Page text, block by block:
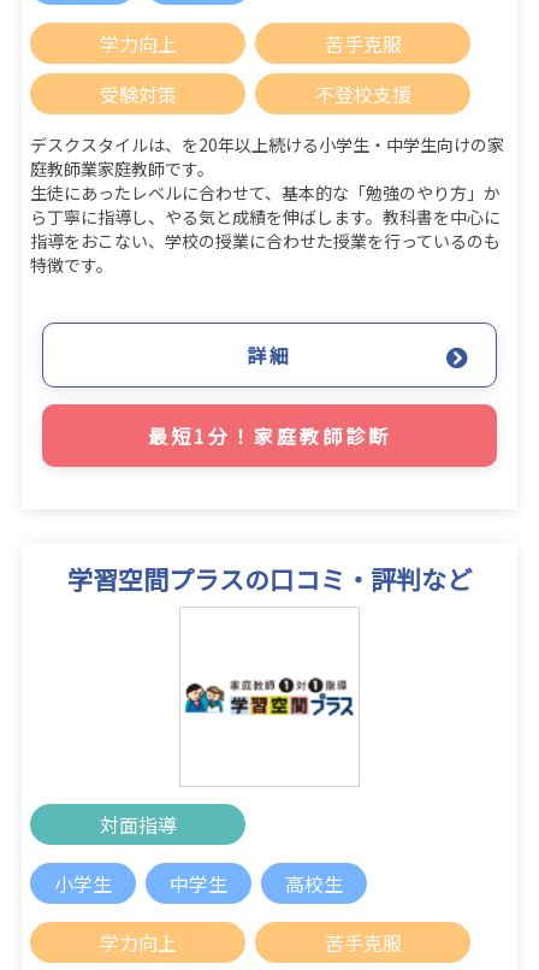
学力向上
苦手克服
受験対策
不登校支援
デスクスタイルは、を20年以上続ける小学生・中学生向けの家
庭教師業家庭教師です。
生徒にあったレベルに合わせて、基本的な「勉強のやり方」か
ら丁寧に指導し、やる気と成績を伸ばします。教科書を中心に
指導をおこない、学校の授業に合わせた授業を行っているのも
特徴です。
詳細
最短1分！家庭教師診断
学習空間プラスの口コミ・評判など
対面指導
小学生 中学生 高校生
学力向上 苦手克服